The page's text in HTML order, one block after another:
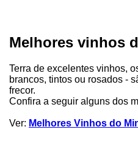
Melhores vinhos
Terra de excelentes vinhos,
brancos, tintos ou rosados -
frecor.
Confira a seguir alguns dos
Ver: Melhores Vinhos do